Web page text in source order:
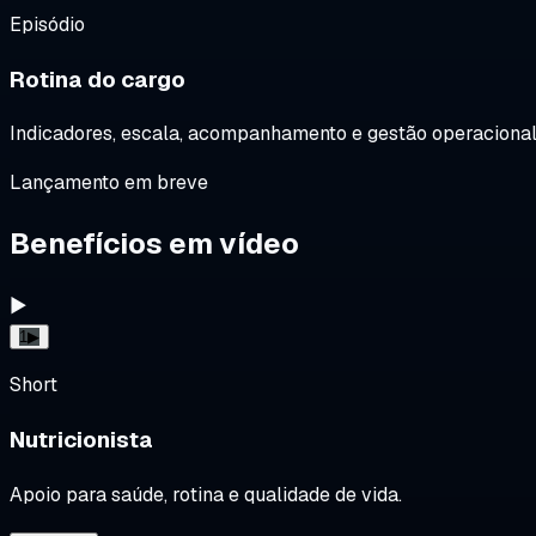
Episódio
Rotina do cargo
Indicadores, escala, acompanhamento e gestão
Lançamento em breve
Benefícios em vídeo
▶
1▶
Short
Nutricionista
Apoio para saúde, rotina e qualidade de vida.